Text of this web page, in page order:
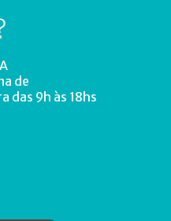
de
das 9h às 18hs